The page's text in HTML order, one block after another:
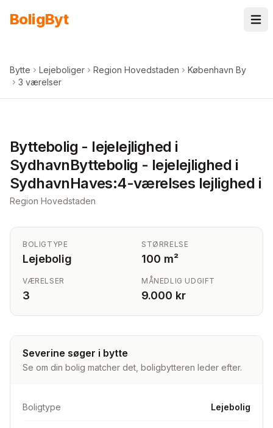
BoligByt
Bytte Lejeboliger Region Hovedstaden
København By
3 værelser
Byttebolig - lejelejlighed i
SydhavnByttebolig - lejelejlighed i
SydhavnHaves:4-værelses lejlighed i
Region Hovedstaden
BOLIGTYPE
Lejebolig
STØRRELSE
100 m²
VÆRELSER
3
MÅNEDLIG UDGIFT
9.000 kr
Severine søger i bytte
Se om din bolig matcher det, boligbytteren leder efter.
Boligtype Lejebolig